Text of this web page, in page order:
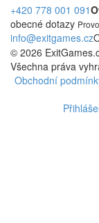
+420 778 001 091
obecné dotazy
info@exitgames.cz
© 2026
Všechna práva
Obchodní